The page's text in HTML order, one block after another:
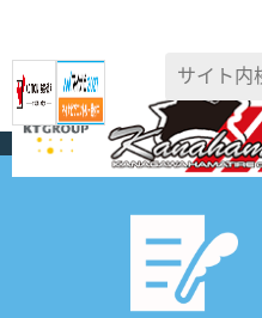
TOP>活動報告一覧